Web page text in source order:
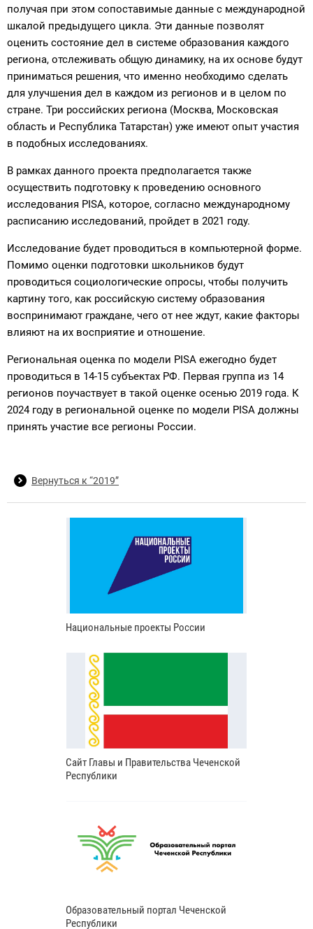
получая при этом сопоставимые данные с международной
шкалой предыдущего цикла. Эти данные позволят
оценить состояние дел в системе образования каждого
региона, отслеживать общую динамику, на их основе будут
приниматься решения, что именно необходимо сделать
для улучшения дел в каждом из регионов и в целом по
стране. Три российских региона (Москва, Московская
область и Республика Татарстан) уже имеют опыт участия
в подобных исследованиях.
В рамках данного проекта предполагается также
осуществить подготовку к проведению основного
исследования PISA, которое, согласно международному
расписанию исследований, пройдет в 2021 году.
Исследование будет проводиться в компьютерной форме.
Помимо оценки подготовки школьников будут
проводиться социологические опросы, чтобы получить
картину того, как российскую систему образования
воспринимают граждане, чего от нее ждут, какие факторы
влияют на их восприятие и отношение.
Региональная оценка по модели PISA ежегодно будет
проводиться в 14-15 субъектах РФ. Первая группа из 14
регионов поучаствует в такой оценке осенью 2019 года. К
2024 году в региональной оценке по модели PISA должны
принять участие все регионы России.
Вернуться к “2019”
Национальные проекты России
Сайт Главы и Правительства Чеченской
Республики
Образовательный портал Чеченской
Республики